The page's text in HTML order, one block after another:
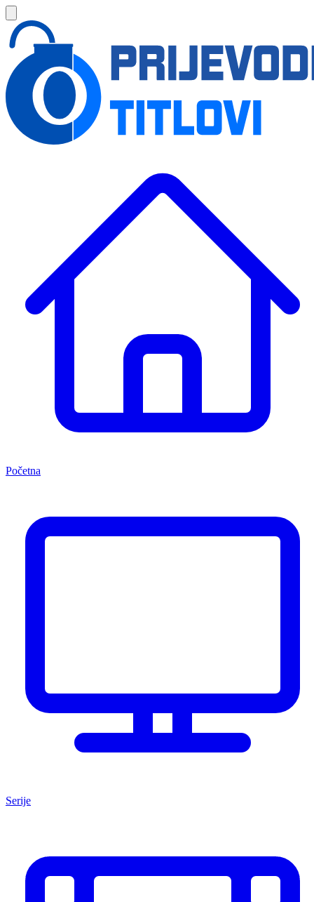
Početna
Serije